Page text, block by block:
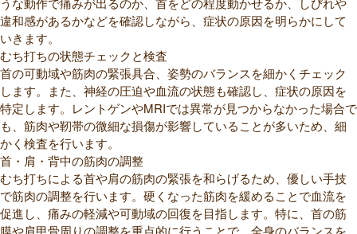
違和感があるかなどを確認しながら、症状の原因を明らかにして
いきます。
むち打ちの状態チェックと検査
首の可動域や筋肉の緊張具合、姿勢のバランスを細かくチェック
します。また、神経の圧迫や血流の状態も確認し、症状の原因を
特定します。レントゲンやMRIでは異常が見つからなかった場合で
も、筋肉や靭帯の微細な損傷が影響していることが多いため、細
かく検査を行います。
首・肩・背中の筋肉の調整
むち打ちによる首や肩の筋肉の緊張を和らげるため、優しい手技
で筋肉の調整を行います。硬くなった筋肉を緩めることで血流を
促進し、痛みの軽減や可動域の回復を目指します。特に、首の筋
膜や肩甲骨周りの調整を重点的に行うことで、全身のバランスを